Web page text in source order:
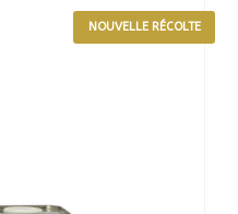
NOUVELLE RÉCOLTE